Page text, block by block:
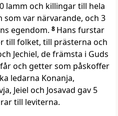
lamm och killingar till hela
var närvarande, och 3
egendom. 8 Hans furstar
till folket, till prästerna och
Jechiel, de främsta i Guds
och getter som påskoffer
ledarna Konanja,
Jeiel och Josavad gav 5
till leviterna.